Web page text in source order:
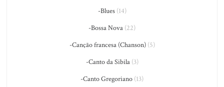
-Blues(14)
-Bossa Nova (22)
-Canção francesa (Chanson)(5)
-Canto da Sibila(3)
-Canto Gregoriano (13)